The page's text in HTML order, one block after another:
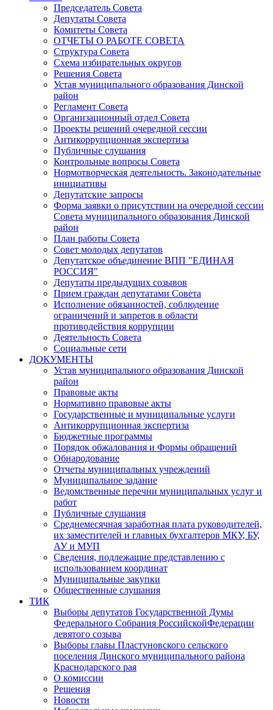
Председатель Совета
Депутаты Совета
Комитеты Совета
ОТЧЕТЫ О РАБОТЕ СОВЕТА
Структура Совета
Схема избирательных округов
Решения Совета
Устав муниципального образования Динской
район
Регламент Совета
Организационный отдел Совета
Проекты решений очередной сессии
Антикоррупционная экспертиза
Публичные слушания
Контрольные вопросы Совета
Нормотворческая деятельность. Законодательные
инициативы
Депутатские запросы
Форма заявки о присутствии на очередной сессии
Совета муниципального образования Динской
район
План работы Совета
Совет молодых депутатов
Депутатское объединение ВПП "ЕДИНАЯ
РОССИЯ"
Депутаты предыдущих созывов
Прием граждан депутатами Совета
Исполнение обязанностей, соблюдение
ограничений и запретов в области
противодействия коррупции
Деятельность Совета
Социальные сети
ДОКУМЕНТЫ
Устав муниципального образования Динской
район
Правовые акты
Нормативно правовые акты
Государственные и муниципальные услуги
Антикоррупционная экспертиза
Бюджетные программы
Порядок обжалования и Формы обращений
Обнародование
Отчеты муниципальных учреждений
Муниципальное задание
Ведомственные перечни муниципальных услуг и
работ
Публичные слушания
Среднемесячная заработная плата руководителей,
их заместителей и главных бухгалтеров МКУ, БУ,
АУ и МУП
Сведения, подлежащие представлению с
использованием координат
Муниципальные закупки
Общественные слушания
ТИК
Выборы депутатов Государственной Думы
Федерального Собрания РоссийскойФедерации
девятого созыва
Выборы главы Пластуновского сельского
поселения Динского муниципального района
Краснодарского рая
О комиссии
Решения
Новости